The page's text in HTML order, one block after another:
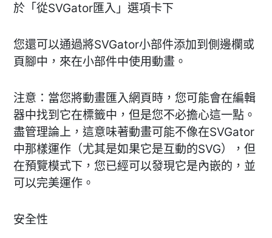
於「從SVGator匯入」選項卡下
您還可以通過將SVGator小部件添加到側邊欄或
頁腳中，來在小部件中使用動畫。
注意：當您將動畫匯入網頁時，您可能會在編輯
器中找到它在標籤中，但是您不必擔心這一點。
盡管理論上，這意味著動畫可能不像在SVGator
中那樣運作（尤其是如果它是互動的SVG），但
在預覽模式下，您已經可以發現它是內嵌的，並
可以完美運作。
安全性